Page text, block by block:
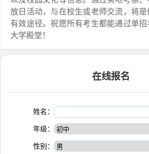
放日活动，与在校生或老师交流，将
有效途径。祝愿所有考生都能通过单
大学殿堂！
在线报名
姓名：
年级：
性别：